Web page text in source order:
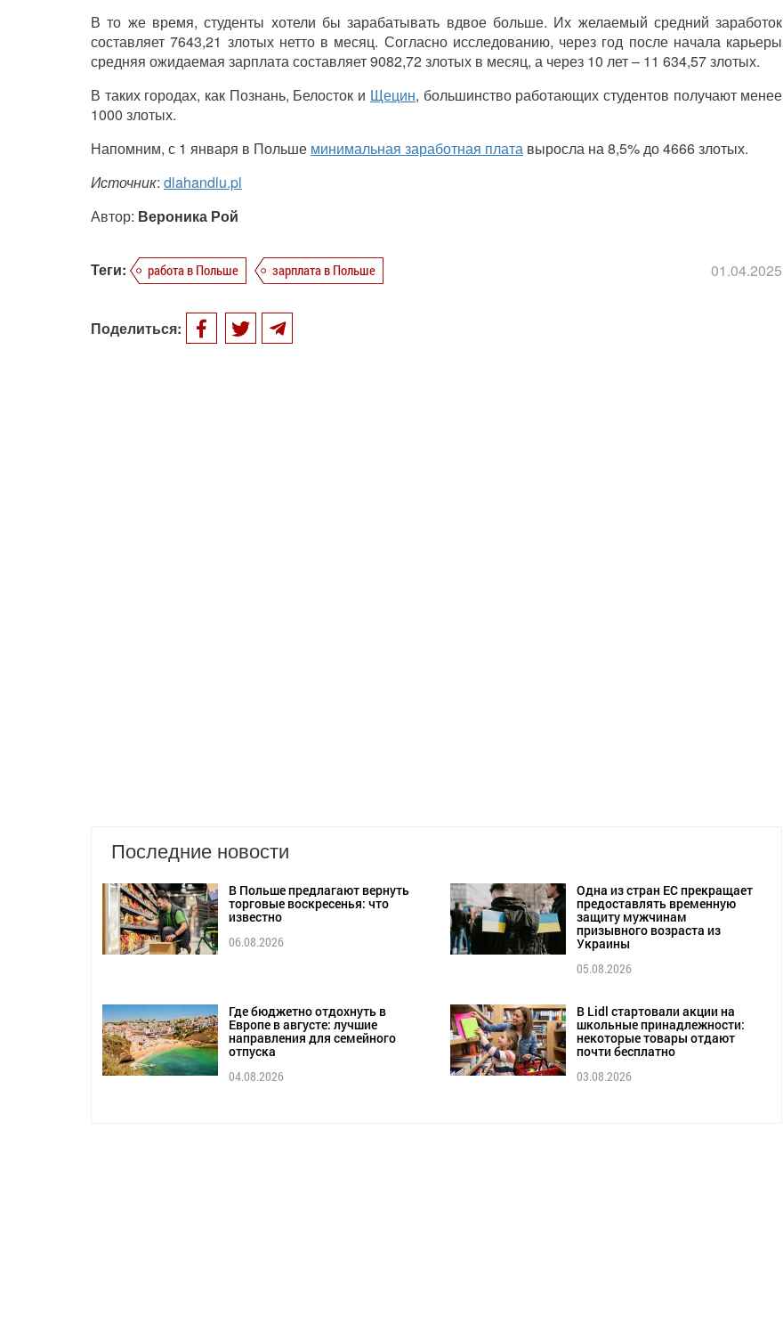
В то же время, студенты хотели бы зарабатывать вдвое больше. Их желаемый средний заработок
составляет 7643,21 злотых нетто в месяц. Согласно исследованию, через год после начала карьеры
средняя ожидаемая зарплата составляет 9082,72 злотых в месяц, а через 10 лет – 11 634,57 злотых.
В таких городах, как Познань, Белосток и Щецин, большинство работающих студентов получают менее
1000 злотых.
Напомним, с 1 января в Польше минимальная заработная плата выросла на 8,5% до 4666 злотых.
Источник: dlahandlu.pl
Автор: Вероника Рой
Теги: работа в Польше зарплата в Польше 01.04.2025
Поделиться:
Последние новости
В Польше предлагают вернуть
торговые воскресенья: что
известно
06.08.2026
Одна из стран ЕС прекращает
предоставлять временную
защиту мужчинам
призывного возраста из
Украины
05.08.2026
Где бюджетно отдохнуть в
Европе в августе: лучшие
направления для семейного
отпуска
04.08.2026
В Lidl стартовали акции на
школьные принадлежности:
некоторые товары отдают
почти бесплатно
03.08.2026